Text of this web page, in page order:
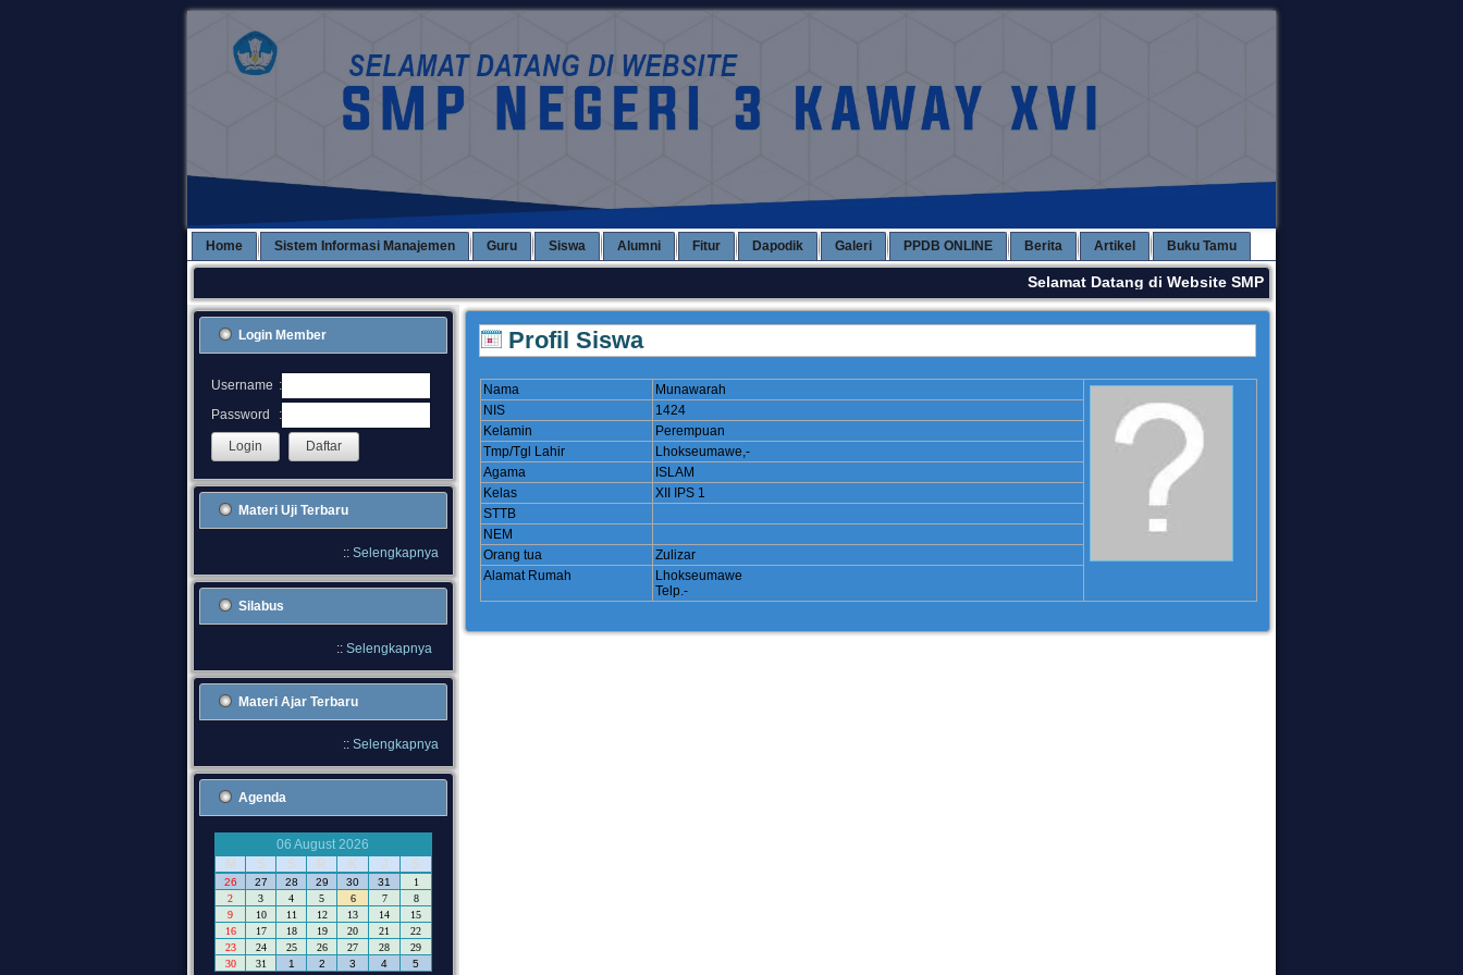
Home Sistem Informasi Manajemen Guru Siswa Alumni Fitur Dapodik Galeri PPDB ONLINE Berita Artikel Buku Tamu
Selamat Datang di Website SMPN 3 KAWAY XVI. Terima
Login Member
Username :
Password
:
Materi Uji Terbaru
:: Selengkapnya
Silabus
:: Selengkapnya
Materi Ajar Terbaru
:: Selengkapnya
Agenda
06 August 2026
M
S S R K J S
26 27 28 29 30 31
1
2
3 4 5 6 7
8
9
10 11 12 13 14
15
16
17 18 19 20 21
22
23
24 25 26 27 28
29
30
31 1 2 3 4 5
Profil Siswa
Nama
Munawarah
NIS
1424
Kelamin
Perempuan
Tmp/Tgl Lahir
Lhokseumawe,-
Agama
ISLAM
Kelas
XII IPS 1
STTB
NEM
Orang tua
Zulizar
Alamat Rumah
Lhokseumawe
Telp.-